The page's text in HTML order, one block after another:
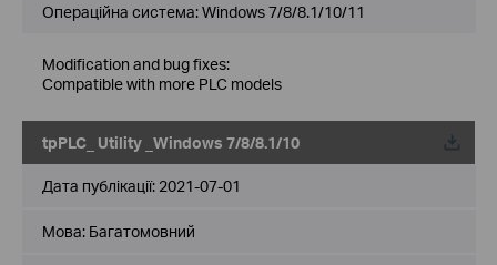
Операційна система: Windows 7/8/8.1/10/11
Modification and bug fixes:
Compatible with more PLC models
tpPLC_ Utility _Windows 7/8/8.1/10
Дата публікації: 2021-07-01
Мова: Багатомовний